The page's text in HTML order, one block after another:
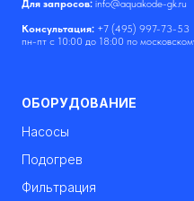
Для запросов: info@aquakode-gk.ru
Консультация: +7 (495) 997-73-53
пн-пт с 10:00 до 18:00 по
ОБОРУДОВАНИЕ
Насосы
Подогрев
Фильтрация